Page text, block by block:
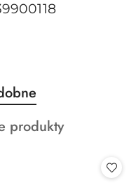
produkty